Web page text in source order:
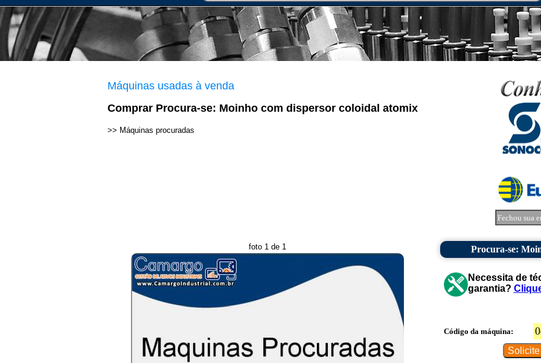
Máquinas usadas à venda
Comprar Procura-se: Moinho com dispersor coloidal atomix
>> Máquinas procuradas
Fechou sua
foto 1 de 1 Procura-se:
Necessita de
garantia?
Código da máquina: